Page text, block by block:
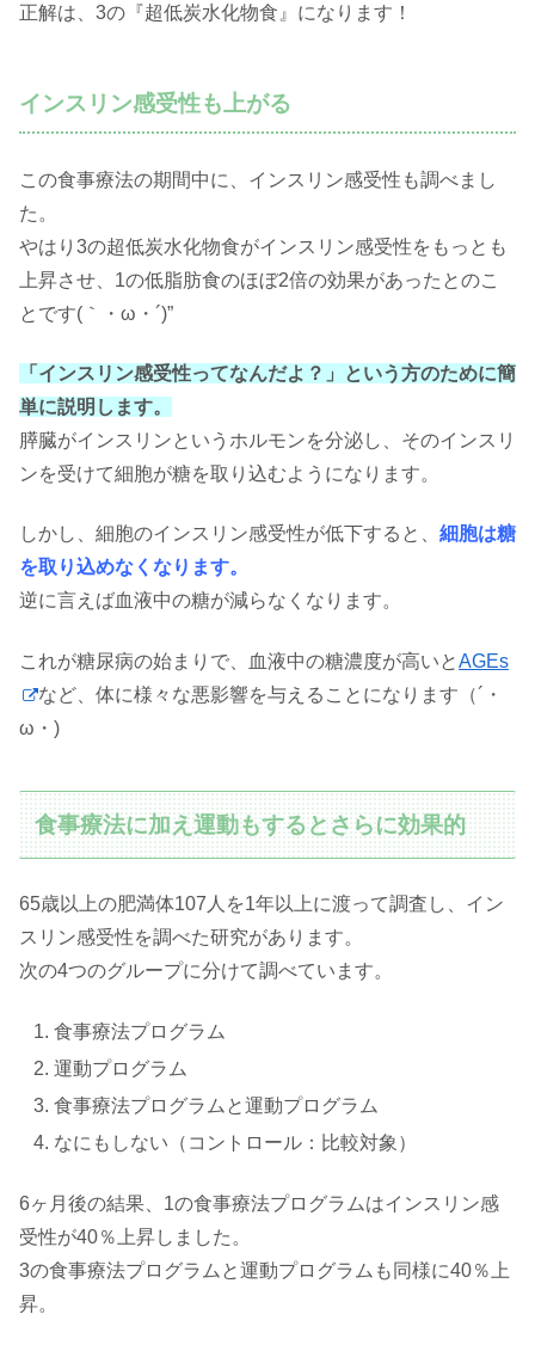
正解は、3の『超低炭水化物食』になります！
インスリン感受性も上がる
この食事療法の期間中に、インスリン感受性も調べまし
た。
やはり3の超低炭水化物食がインスリン感受性をもっとも
上昇させ、1の低脂肪食のほぼ2倍の効果があったとのこ
とです(｀・ω・´)”
「インスリン感受性ってなんだよ？」という方のために簡
単に説明します。
膵臓がインスリンというホルモンを分泌し、そのインスリ
ンを受けて細胞が糖を取り込むようになります。
しかし、細胞のインスリン感受性が低下すると、 細胞は糖
を取り込めなくなります。
逆に言えば血液中の糖が減らなくなります。
これが糖尿病の始まりで、血液中の糖濃度が高いとAGEs
など、体に様々な悪影響を与えることになります（´・
ω・)
食事療法に加え運動もするとさらに効果的
65歳以上の肥満体107人を1年以上に渡って調査し、イン
スリン感受性を調べた研究があります。
次の4つのグループに分けて調べています。
食事療法プログラム
運動プログラム
食事療法プログラムと運動プログラム
なにもしない（コントロール：比較対象）
6ヶ月後の結果、1の食事療法プログラムはインスリン感
受性が40％上昇しました。
3の食事療法プログラムと運動プログラムも同様に40％上
昇。